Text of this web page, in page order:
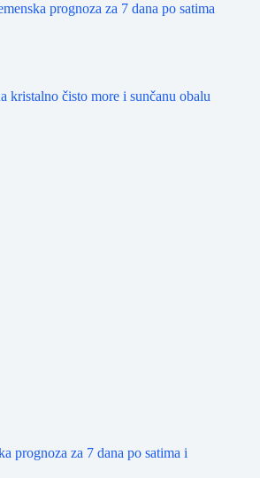
prognoza za 7 dana po satima
prognoza za 7 dana po satima i